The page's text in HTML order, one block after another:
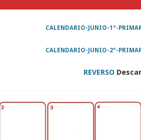
CALENDARIO-JUNIO-1º-
CALENDARIO-JUNIO-2º-
REVERSO